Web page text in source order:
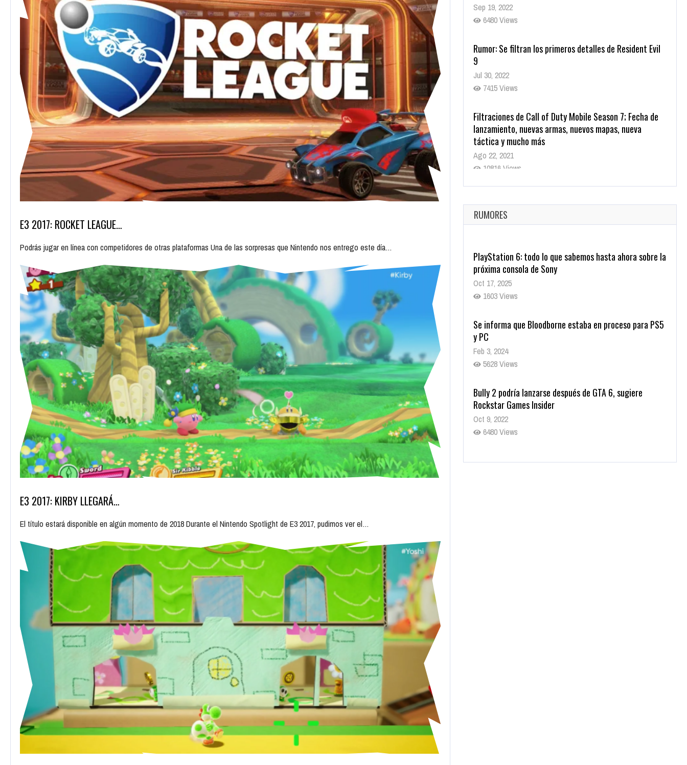
E3 2017: ROCKET LEAGUE…
Podrás jugar en línea con competidores de otras plataformas Una de las sorpresas que Nintendo nos entrego este día…
E3 2017: KIRBY LLEGARÁ…
El título estará disponible en algún momento de 2018 Durante el Nintendo Spotlight de E3 2017, pudimos ver el…
Sep 19, 2022
6480 Views
Rumor: Se filtran los primeros detalles de Resident Evil
9
Jul 30, 2022
7415 Views
Filtraciones de Call of Duty Mobile Season 7; Fecha de
lanzamiento, nuevas armas, nuevos mapas, nueva
táctica y mucho más
Ago 22, 2021
10816 Views
La configuración de Call of Duty 2021 aparentemente
Ago 8, 2021
10002 Views
RUMORES
PlayStation 6: todo lo que sabemos hasta ahora sobre la
próxima consola de Sony
Oct 17, 2025
1603 Views
Se informa que Bloodborne estaba en proceso para PS5
y PC
Feb 3, 2024
5628 Views
Bully 2 podría lanzarse después de GTA 6, sugiere
Rockstar Games Insider
Oct 9, 2022
6480 Views
Rumor: Se filtran los primeros detalles de Resident Evil